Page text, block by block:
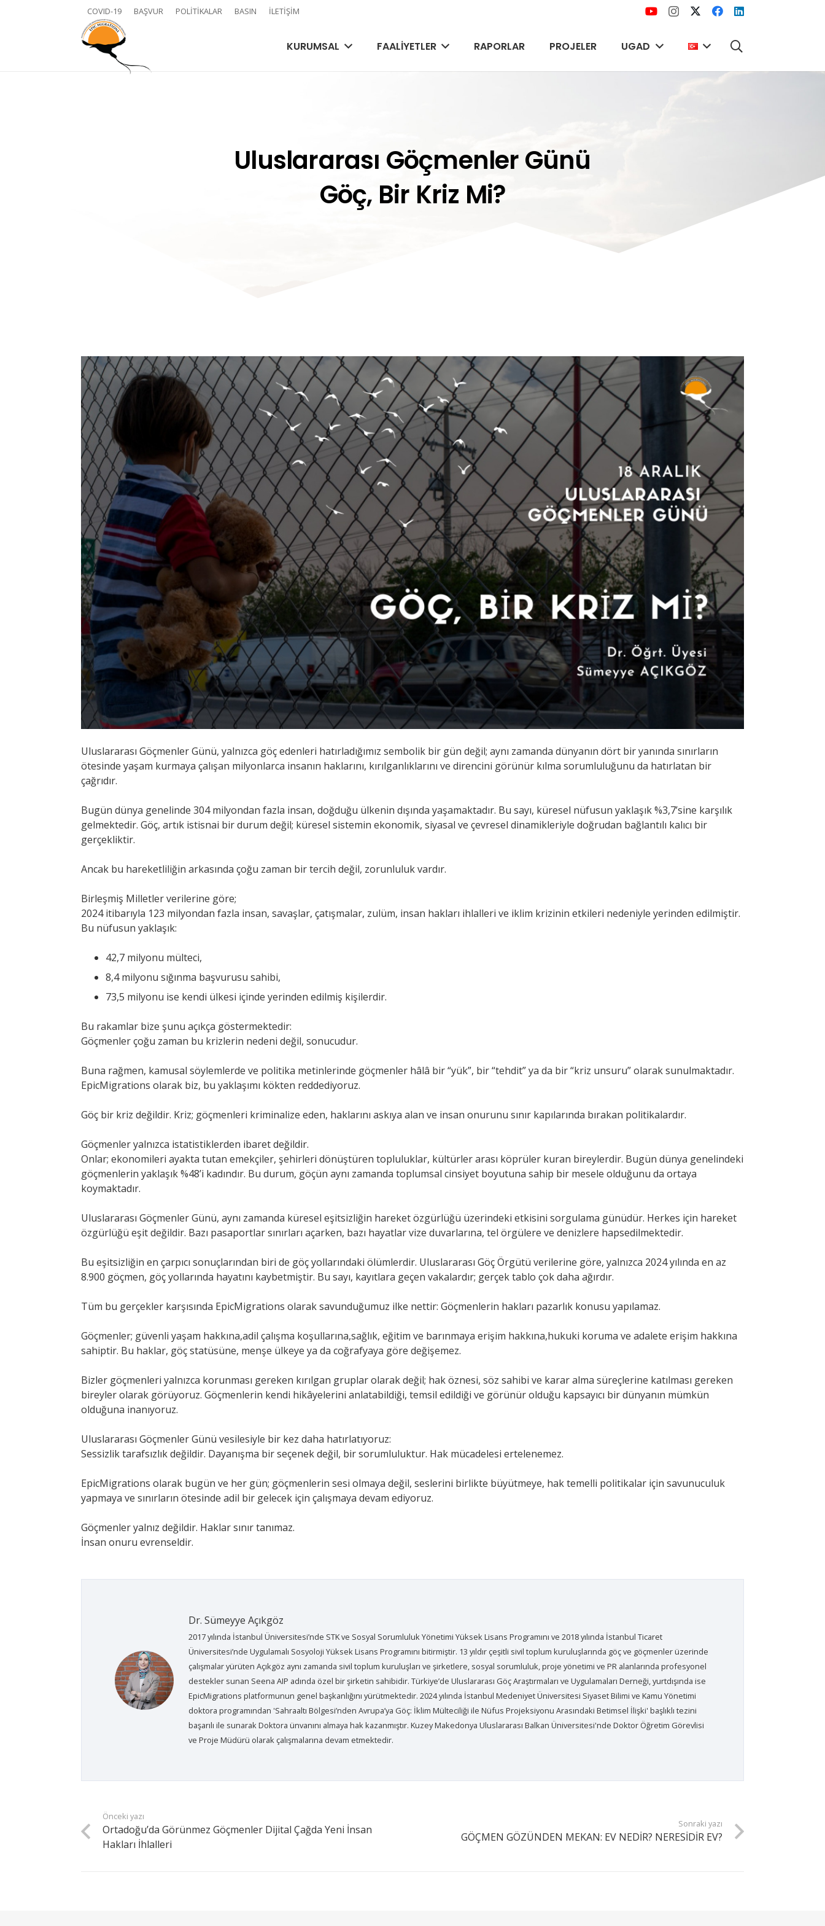
COVID-19 BAŞVUR POLITIKALAR BASIN İLETIŞIM
KURUMSAL FAALIYETLER RAPORLAR PROJELER UGAD
Uluslararası Göçmenler Günü
Göç, Bir Kriz Mi?
Uluslararası Göçmenler Günü, yalnızca göç edenleri hatırladığımız sembolik bir gün değil; aynı zamanda dünyanın dört bir yanında sınırların
ötesinde yaşam kurmaya çalışan milyonlarca insanın haklarını, kırılganlıklarını ve direncini görünür kılma sorumluluğunu da hatırlatan bir
çağrıdır.
Bugün dünya genelinde 304 milyondan fazla insan, doğduğu ülkenin dışında yaşamaktadır. Bu sayı, küresel nüfusun yaklaşık %3,7’sine karşılık
gelmektedir. Göç, artık istisnai bir durum değil; küresel sistemin ekonomik, siyasal ve çevresel dinamikleriyle doğrudan bağlantılı kalıcı bir
gerçekliktir.
Ancak bu hareketliliğin arkasında çoğu zaman bir tercih değil, zorunluluk vardır.
Birleşmiş Milletler verilerine göre;
2024 itibarıyla 123 milyondan fazla insan, savaşlar, çatışmalar, zulüm, insan hakları ihlalleri ve iklim krizinin etkileri nedeniyle yerinden edilmiştir.
Bu nüfusun yaklaşık:
42,7 milyonu mülteci,
8,4 milyonu sığınma başvurusu sahibi,
73,5 milyonu ise kendi ülkesi içinde yerinden edilmiş kişilerdir.
Bu rakamlar bize şunu açıkça göstermektedir:
Göçmenler çoğu zaman bu krizlerin nedeni değil, sonucudur.
Buna rağmen, kamusal söylemlerde ve politika metinlerinde göçmenler hâlâ bir “yük”, bir “tehdit” ya da bir “kriz unsuru” olarak sunulmaktadır.
EpicMigrations olarak biz, bu yaklaşımı kökten reddediyoruz.
Göç bir kriz değildir. Kriz; göçmenleri kriminalize eden, haklarını askıya alan ve insan onurunu sınır kapılarında bırakan politikalardır.
Göçmenler yalnızca istatistiklerden ibaret değildir.
Onlar; ekonomileri ayakta tutan emekçiler, şehirleri dönüştüren topluluklar, kültürler arası köprüler kuran bireylerdir. Bugün dünya genelindeki
göçmenlerin yaklaşık %48’i kadındır. Bu durum, göçün aynı zamanda toplumsal cinsiyet boyutuna sahip bir mesele olduğunu da ortaya
koymaktadır.
Uluslararası Göçmenler Günü, aynı zamanda küresel eşitsizliğin hareket özgürlüğü üzerindeki etkisini sorgulama günüdür. Herkes için hareket
özgürlüğü eşit değildir. Bazı pasaportlar sınırları açarken, bazı hayatlar vize duvarlarına, tel örgülere ve denizlere hapsedilmektedir.
Bu eşitsizliğin en çarpıcı sonuçlarından biri de göç yollarındaki ölümlerdir. Uluslararası Göç Örgütü verilerine göre, yalnızca 2024 yılında en az
8.900 göçmen, göç yollarında hayatını kaybetmiştir. Bu sayı, kayıtlara geçen vakalardır; gerçek tablo çok daha ağırdır.
Tüm bu gerçekler karşısında EpicMigrations olarak savunduğumuz ilke nettir: Göçmenlerin hakları pazarlık konusu yapılamaz.
Göçmenler; güvenli yaşam hakkına,adil çalışma koşullarına,sağlık, eğitim ve barınmaya erişim hakkına,hukuki koruma ve adalete erişim hakkına
sahiptir. Bu haklar, göç statüsüne, menşe ülkeye ya da coğrafyaya göre değişemez.
Bizler göçmenleri yalnızca korunması gereken kırılgan gruplar olarak değil; hak öznesi, söz sahibi ve karar alma süreçlerine katılması gereken
bireyler olarak görüyoruz. Göçmenlerin kendi hikâyelerini anlatabildiği, temsil edildiği ve görünür olduğu kapsayıcı bir dünyanın mümkün
olduğuna inanıyoruz.
Uluslararası Göçmenler Günü vesilesiyle bir kez daha hatırlatıyoruz:
Sessizlik tarafsızlık değildir. Dayanışma bir seçenek değil, bir sorumluluktur. Hak mücadelesi ertelenemez.
EpicMigrations olarak bugün ve her gün; göçmenlerin sesi olmaya değil, seslerini birlikte büyütmeye, hak temelli politikalar için savunuculuk
yapmaya ve sınırların ötesinde adil bir gelecek için çalışmaya devam ediyoruz.
Göçmenler yalnız değildir. Haklar sınır tanımaz.
İnsan onuru evrenseldir.
Dr. Sümeyye Açıkgöz
2017 yılında İstanbul Üniversitesi’nde STK ve Sosyal Sorumluluk Yönetimi Yüksek Lisans Programını ve 2018 yılında İstanbul Ticaret
Üniversitesi’nde Uygulamalı Sosyoloji Yüksek Lisans Programını bitirmiştir. 13 yıldır çeşitli sivil toplum kuruluşlarında göç ve göçmenler üzerinde
çalışmalar yürüten Açıkgöz aynı zamanda sivil toplum kuruluşları ve şirketlere, sosyal sorumluluk, proje yönetimi ve PR alanlarında profesyonel
destekler sunan Seena AIP adında özel bir şirketin sahibidir. Türkiye’de Uluslararası Göç Araştırmaları ve Uygulamaları Derneği, yurtdışında ise
EpicMigrations platformunun genel başkanlığını yürütmektedir. 2024 yılında İstanbul Medeniyet Üniversitesi Siyaset Bilimi ve Kamu Yönetimi
doktora programından 'Sahraaltı Bölgesi’nden Avrupa’ya Göç: İklim Mülteciliği ile Nüfus Projeksiyonu Arasındaki Betimsel İlişki' başlıklı tezini
başarılı ile sunarak Doktora ünvanını almaya hak kazanmıştır. Kuzey Makedonya Uluslararası Balkan Üniversitesi'nde Doktor Öğretim Görevlisi
ve Proje Müdürü olarak çalışmalarına devam etmektedir.
Önceki yazı
Ortadoğu’da Görünmez Göçmenler Dijital Çağda Yeni İnsan
Hakları İhlalleri
Sonraki yazı
GÖÇMEN GÖZÜNDEN MEKAN: EV NEDİR? NERESİDİR EV?